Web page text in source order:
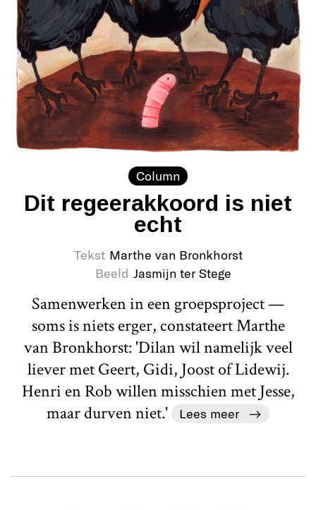
Column
Dit regeerakkoord is niet
echt
Tekst Marthe van Bronkhorst
Beeld Jasmijn ter Stege
Samenwerken in een groepsproject —
soms is niets erger, constateert Marthe
van Bronkhorst: 'Dilan wil namelijk veel
liever met Geert, Gidi, Joost of Lidewij.
Henri en Rob willen misschien met Jesse,
maar durven niet.'
Lees meer